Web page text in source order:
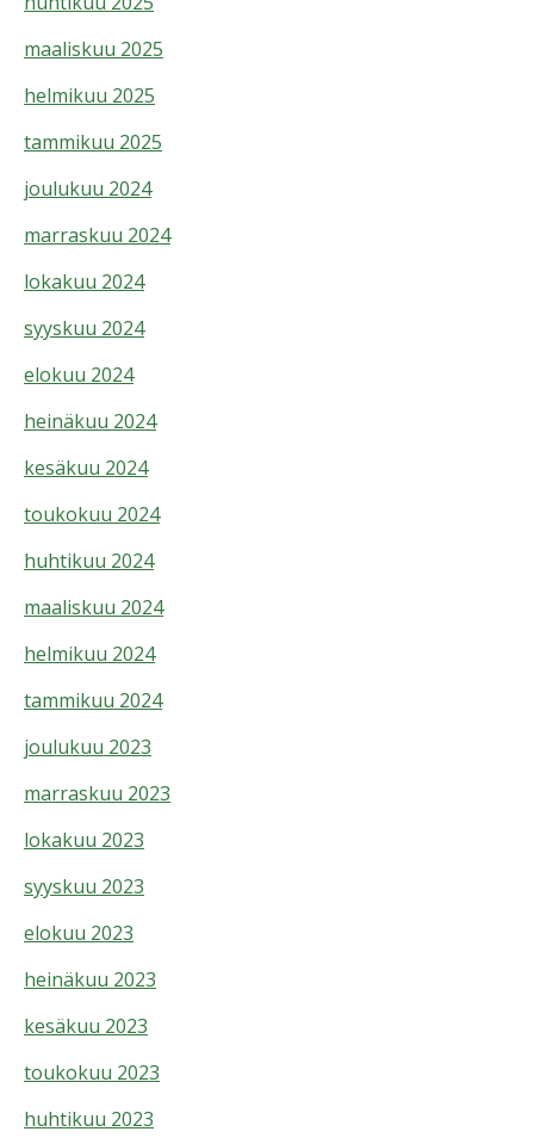
maaliskuu 2025
helmikuu 2025
tammikuu 2025
joulukuu 2024
marraskuu 2024
lokakuu 2024
syyskuu 2024
elokuu 2024
heinäkuu 2024
kesäkuu 2024
toukokuu 2024
huhtikuu 2024
maaliskuu 2024
helmikuu 2024
tammikuu 2024
joulukuu 2023
marraskuu 2023
lokakuu 2023
syyskuu 2023
elokuu 2023
heinäkuu 2023
kesäkuu 2023
toukokuu 2023
huhtikuu 2023